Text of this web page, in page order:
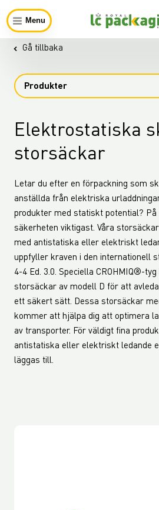
Menu
Gå tillbaka
Produkter
Elektrostatiska
storsäckar
Letar du efter en förpackning som
anställda från elektriska
produkter med statiskt potential? På
säkerheten viktigast. Våra
med antistatiska eller elektriskt
uppfyller kraven i den internationell
4-4 Ed. 3.0. Speciella CROHMIQ®-
storsäckar av modell D för att
ett säkert sätt. Dessa storsäckar
kommer att hjälpa dig att optimera
av transporter. För väldigt fina
antistatiska eller elektriskt ledande
läggas till.